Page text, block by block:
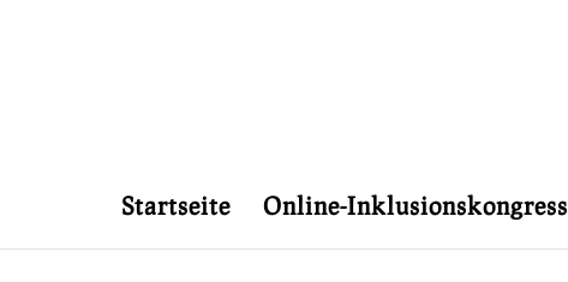
Startseite Online-Inklusionskongress